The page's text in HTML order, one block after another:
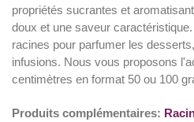
propriétés sucrantes et
doux et une saveur
racines pour parfumer les
infusions. Nous vous proposons
centimètres en format 50 ou 100
Produits complémentaires: